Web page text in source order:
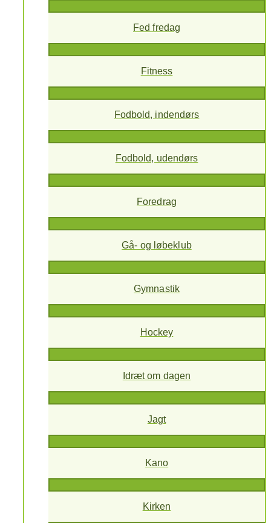
Fed fredag
Fitness
Fodbold, indendørs
Fodbold, udendørs
Foredrag
Gå- og løbeklub
Gymnastik
Hockey
Idræt om dagen
Jagt
Kano
Kirken